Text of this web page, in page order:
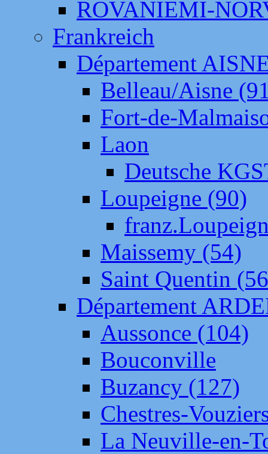
ROVANIEMI-
Frankreich
Département
Belleau/Aisne
Fort-de-
Laon
Deutsche
Loupeigne (90)
Maissemy (54)
Saint Quentin
Département
Aussonce (104)
Bouconville
Buzancy (127)
Chestres-
La Neuville-en-